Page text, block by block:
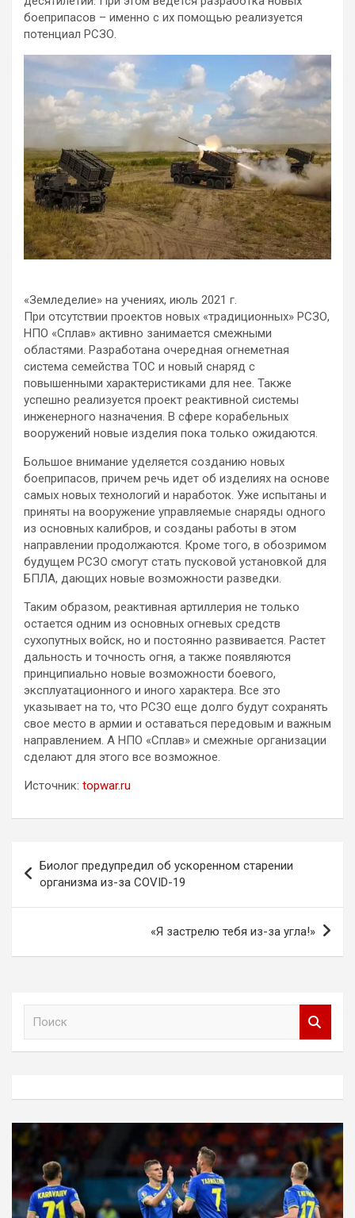
боеприпасов – именно с их помощью реализуется
потенциал РСЗО.
«Земледелие» на учениях, июль 2021 г.
При отсутствии проектов новых «традиционных» РСЗО,
НПО «Сплав» активно занимается смежными
областями. Разработана очередная огнеметная
система семейства ТОС и новый снаряд с
повышенными характеристиками для нее. Также
успешно реализуется проект реактивной системы
инженерного назначения. В сфере корабельных
вооружений новые изделия пока только ожидаются.
Большое внимание уделяется созданию новых
боеприпасов, причем речь идет об изделиях на основе
самых новых технологий и наработок. Уже испытаны и
приняты на вооружение управляемые снаряды одного
из основных калибров, и созданы работы в этом
направлении продолжаются. Кроме того, в обозримом
будущем РСЗО смогут стать пусковой установкой для
БПЛА, дающих новые возможности разведки.
Таким образом, реактивная артиллерия не только
остается одним из основных огневых средств
сухопутных войск, но и постоянно развивается. Растет
дальность и точность огня, а также появляются
принципиально новые возможности боевого,
эксплуатационного и иного характера. Все это
указывает на то, что РСЗО еще долго будут сохранять
свое место в армии и оставаться передовым и важным
направлением. А НПО «Сплав» и смежные организации
сделают для этого все возможное.
Источник: topwar.ru
по
записям
Биолог предупредил об ускоренном старении
организма из-за COVID-19
«Я застрелю тебя из-за угла!»